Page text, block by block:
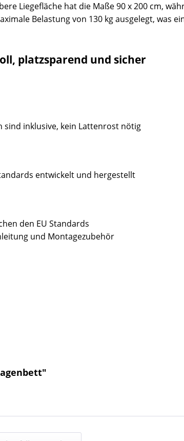
Liegefläche hat die Maße 90 x 200 cm,
Belastung von 130 kg ausgelegt, was
platzsparend und sicher
inklusive, kein Lattenrost nötig
entwickelt und hergestellt
den EU Standards
und Montagezubehör